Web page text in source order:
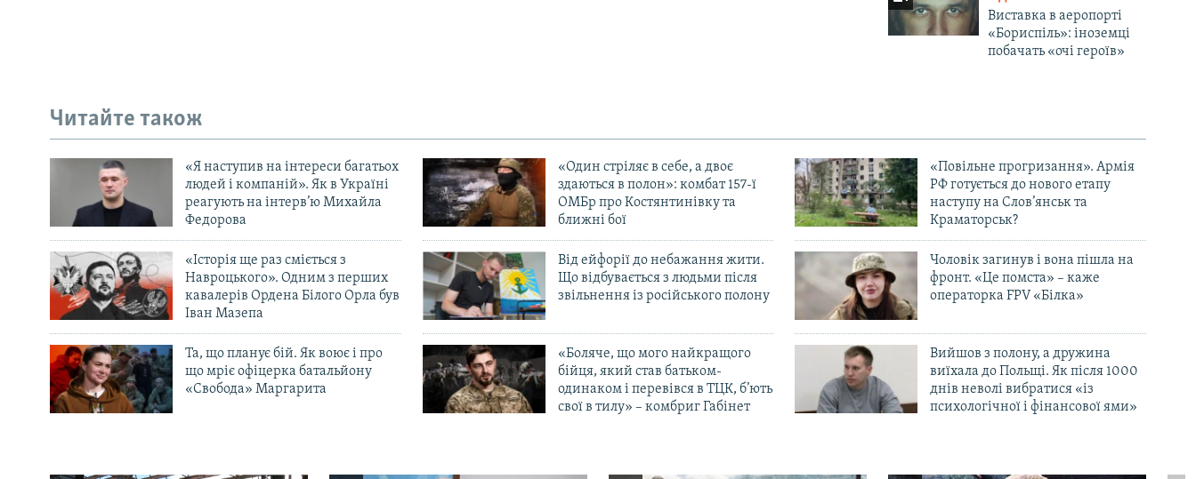
Виставка в аеропорті
«Бориспіль»: іноземці
побачать «очі героїв»
Читайте також
«Я наступив на інтереси багатьох
людей і компаній». Як в Україні
реагують на інтерв’ю Михайла
Федорова
«Один стріляє в себе, а двоє
здаються в полон»: комбат 157-ї
ОМБр про Костянтинівку та
ближні бої
«Повільне прогризання». Армія
РФ готується до нового етапу
наступу на Слов’янськ та
Краматорськ?
«Історія ще раз сміється з
Навроцького». Одним з перших
кавалерів Ордена Білого Орла був
Іван Мазепа
Від ейфорії до небажання жити.
Що відбувається з людьми після
звільнення із російського полону
Чоловік загинув і вона пішла на
фронт. «Це помста» – каже
операторка FPV «Білка»
Та, що планує бій. Як воює і про
що мріє офіцерка батальйону
«Свобода» Маргарита
«Боляче, що мого найкращого
бійця, який став батьком-
одинаком і перевівся в ТЦК, б’ють
свої в тилу» – комбриг Габінет
Вийшов з полону, а дружина
виїхала до Польщі. Як після 1000
днів неволі вибратися «із
психологічної і фінансової ями»